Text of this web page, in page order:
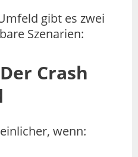
gibt es zwei
Szenarien:
Crash
wenn: